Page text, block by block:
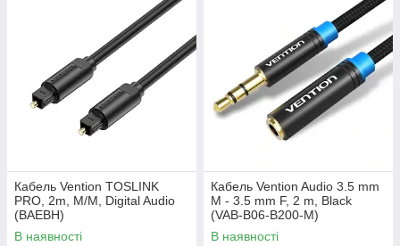
Кабель Vention TOSLINK
PRO, 2m, M/M, Digital Audio
(BAEBH)
В наявності
Кабель Vention Audio 3.5 mm
M - 3.5 mm F, 2 m, Black
(VAB-B06-B200-M)
В наявності